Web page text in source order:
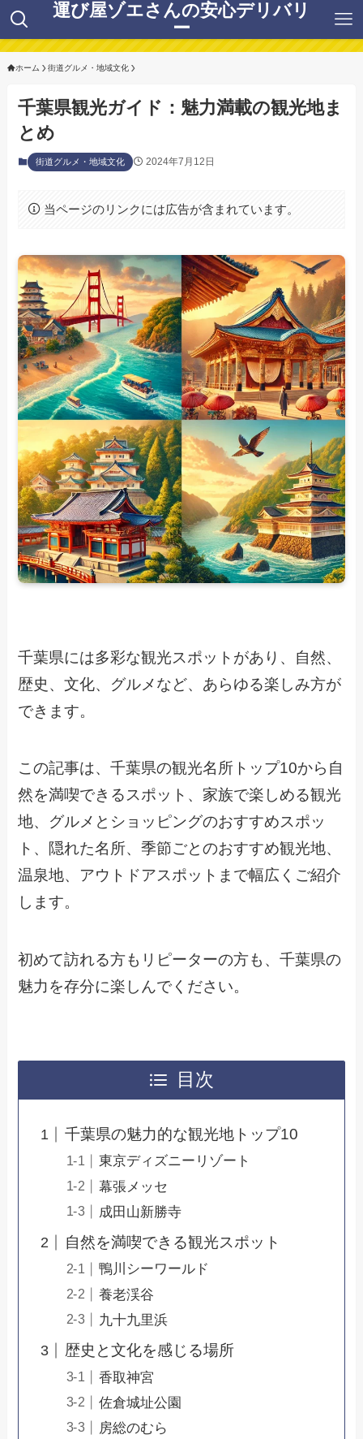
運び屋ゾエさんの安心デリバリ
ー
ホーム 街道グルメ・地域文化
千葉県観光ガイド：魅力満載の観光地ま
とめ
街道グルメ・地域文化 2024年7月12日
当ページのリンクには広告が含まれています。
千葉県には多彩な観光スポットがあり、自然、
歴史、文化、グルメなど、あらゆる楽しみ方が
できます。
この記事は、千葉県の観光名所トップ10から自
然を満喫できるスポット、家族で楽しめる観光
地、グルメとショッピングのおすすめスポッ
ト、隠れた名所、季節ごとのおすすめ観光地、
温泉地、アウトドアスポットまで幅広くご紹介
します。
初めて訪れる方もリピーターの方も、千葉県の
魅力を存分に楽しんでください。
目次
千葉県の魅力的な観光地トップ10
東京ディズニーリゾート
幕張メッセ
成田山新勝寺
自然を満喫できる観光スポット
鴨川シーワールド
養老渓谷
九十九里浜
歴史と文化を感じる場所
香取神宮
佐倉城址公園
房総のむら